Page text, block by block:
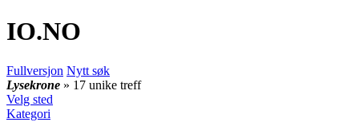
IO.NO
Fullversjon Nytt søk
Lysekrone » 17 unike treff
Velg sted
Kategori